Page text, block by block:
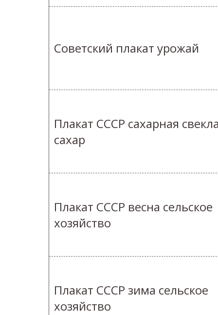
Советский плакат урожай
Плакат СССР сахарная
сахар
Плакат СССР весна сельское
хозяйство
Плакат СССР зима сельское
хозяйство